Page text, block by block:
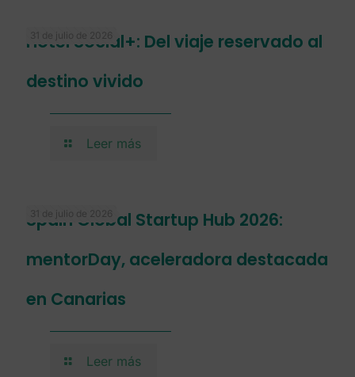
31 de julio de 2026
Hotel Social+: Del viaje reservado al
destino vivido
Leer más
31 de julio de 2026
Spain Global Startup Hub 2026:
mentorDay, aceleradora destacada
en Canarias
Leer más